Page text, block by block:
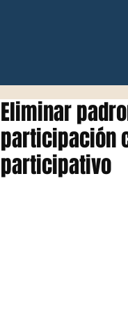
Eliminar
participación
participativo